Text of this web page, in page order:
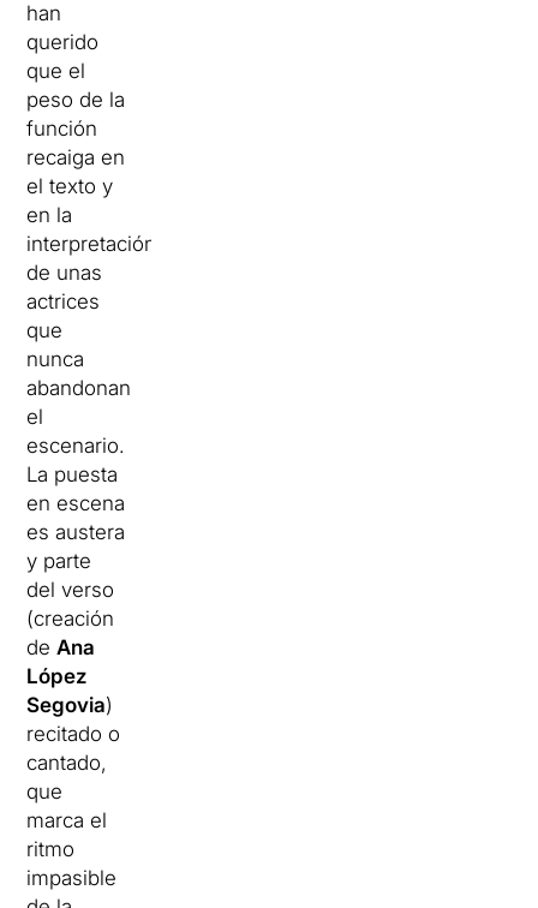
han
querido
que el
peso de la
función
recaiga en
el texto y
en la
interpretación
de unas
actrices
que
nunca
abandonan
el
escenario.
La puesta
en escena
es austera
y parte
del verso
(creación
deAna
López
Segovia)
recitado o
cantado,
que
marca el
ritmo
impasible